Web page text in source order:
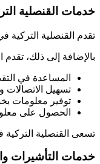
خدمات القنصلية
تقدم القنصلية التركية
بالإضافة إلى ذلك، تقدم
المساعدة في
تسهيل الاتصالات
توفير معلومات
الحصول على
تسعى القنصلية التركية
خدمات التأشيرات